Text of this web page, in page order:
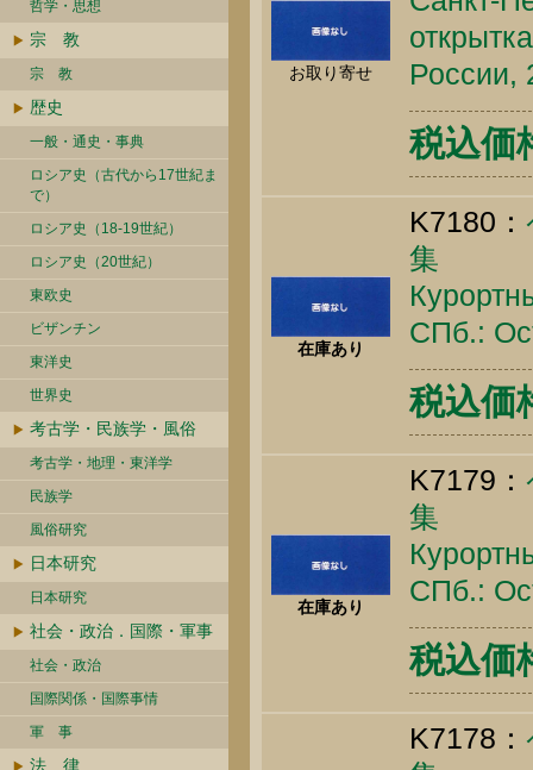
哲学・思想
宗 教
宗 教
歴史
一般・通史・事典
ロシア史（古代から17世紀ま
で）
ロシア史（18-19世紀）
ロシア史（20世紀）
東欧史
ビザンチン
東洋史
世界史
考古学・民族学・風俗
考古学・地理・東洋学
民族学
風俗研究
日本研究
日本研究
社会・政治．国際・軍事
社会・政治
国際関係・国際事情
軍 事
法 律
お取り寄せ
России,
税込価
在庫あり
K7180：
集
СПб.:
税込価
在庫あり
K7179：
集
СПб.:
税込価
K7178：